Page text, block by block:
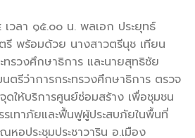
วลา ๑๕.๐๐ น. พลเอก ประยุทธ์
รี พร้อมด้วย นางสาวตรีนุช เทียน
รวงศึกษาธิการ และนายสุทธิชัย
ตรีว่าการกระทรวงศึกษาธิการ ตรวจ
ดให้บริการศูนย์ซ่อมสร้าง เพื่อชุมชน
เทาภัยและฟื้นฟูผู้ประสบภัยในพื้นที่
อประชุมประชาวาริน อ.เมือง